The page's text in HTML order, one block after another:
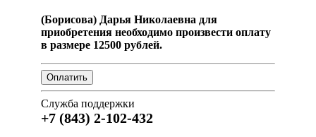
(Борисова) Дарья Николаевна для
приобретения необходимо произвести оплату
в размере 12500 рублей.
Служба поддержки
+7 (843) 2-102-432